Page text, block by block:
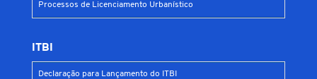
Processos de Licenciamento Urbanístico
ITBI
Declaração para Lançamento do ITBI